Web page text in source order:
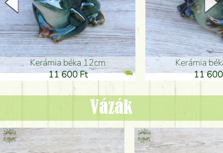
Kerámia béka 12cm
11 600 Ft
Kerámia
11
Vázák